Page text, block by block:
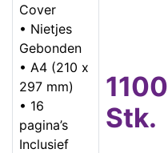
Cover
• Nietjes
Gebonden
• A4 (210 x
297 mm)
• 16
pagina’s
Inclusief
1100
Stk.